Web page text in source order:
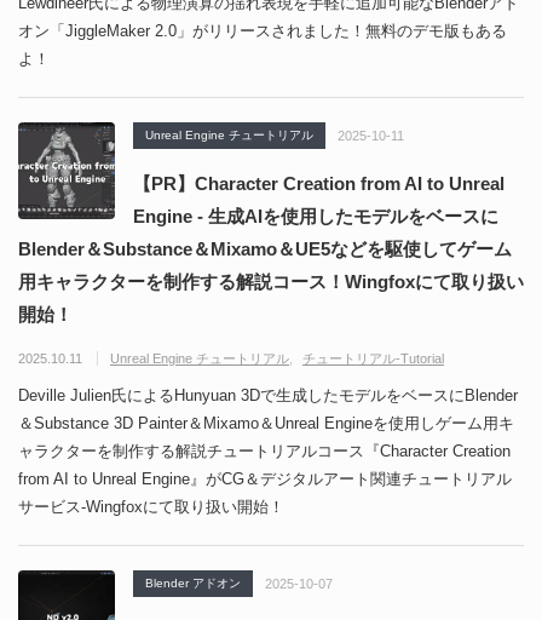
オン「JiggleMaker 2.0」がリリースされました！無料のデモ版もある
よ！
Unreal Engine チュートリアル 2025-10-11
【PR】Character Creation from AI to Unreal
Engine - 生成AIを使用したモデルをベースに
Blender＆Substance＆Mixamo＆UE5などを駆使してゲーム
用キャラクターを制作する解説コース！Wingfoxにて取り扱い
開始！
2025.10.11 Unreal Engine チュートリアル チュートリアル-Tutorial
Deville Julien氏によるHunyuan 3Dで生成したモデルをベースにBlender
＆Substance 3D Painter＆Mixamo＆Unreal Engineを使用しゲーム用キ
ャラクターを制作する解説チュートリアルコース『Character Creation
from AI to Unreal Engine』がCG＆デジタルアート関連チュートリアル
サービス-Wingfoxにて取り扱い開始！
Blender アドオン 2025-10-07